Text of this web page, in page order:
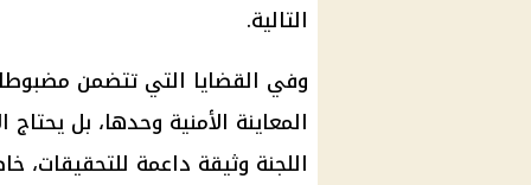
التالية.
وفي القضايا التي تتضمن
المعاينة الأمنية وحدها، بل
اللجنة وثيقة داعمة